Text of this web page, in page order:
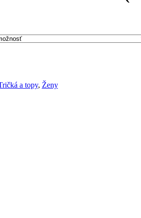
a topy, Ženy